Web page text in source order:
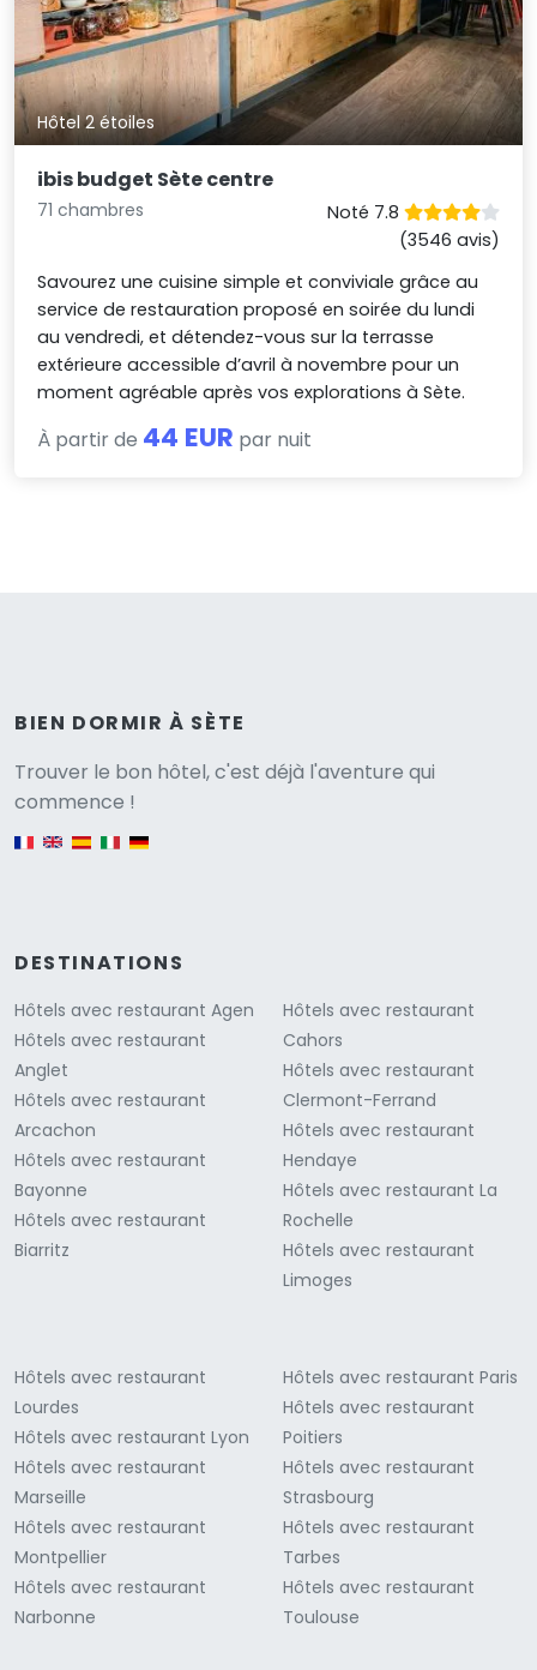
Hôtel 2 étoiles
ibis budget Sète centre
71 chambres
Noté 7.8
(3546 avis)
Savourez une cuisine simple et conviviale grâce au
service de restauration proposé en soirée du lundi
au vendredi, et détendez-vous sur la terrasse
extérieure accessible d’avril à novembre pour un
moment agréable après vos explorations à Sète.
À partir de 44 EUR par nuit
BIEN DORMIR À SÈTE
Trouver le bon hôtel, c'est déjà l'aventure qui
commence !
DESTINATIONS
Hôtels avec restaurant Agen
Hôtels avec restaurant
Anglet
Hôtels avec restaurant
Arcachon
Hôtels avec restaurant
Bayonne
Hôtels avec restaurant
Biarritz
Hôtels avec restaurant
Cahors
Hôtels avec restaurant
Clermont-Ferrand
Hôtels avec restaurant
Hendaye
Hôtels avec restaurant La
Rochelle
Hôtels avec restaurant
Limoges
Hôtels avec restaurant
Lourdes
Hôtels avec restaurant Lyon
Hôtels avec restaurant
Marseille
Hôtels avec restaurant
Montpellier
Hôtels avec restaurant
Narbonne
Hôtels avec restaurant Paris
Hôtels avec restaurant
Poitiers
Hôtels avec restaurant
Strasbourg
Hôtels avec restaurant
Tarbes
Hôtels avec restaurant
Toulouse